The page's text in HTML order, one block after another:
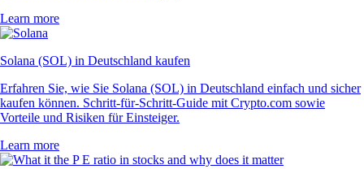
Learn more
Solana (SOL) in Deutschland kaufen
Erfahren Sie, wie Sie Solana (SOL) in Deutschland einfach und sicher
kaufen können. Schritt-für-Schritt-Guide mit Crypto.com sowie
Vorteile und Risiken für Einsteiger.
Learn more